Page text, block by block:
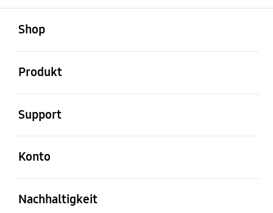
Shop
Produkt
Support
Konto
Nachhaltigkeit